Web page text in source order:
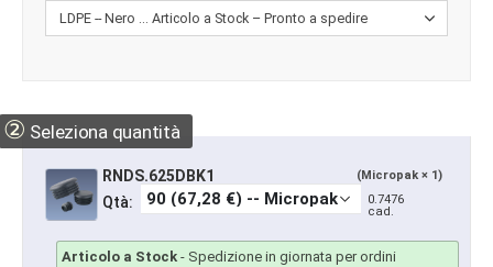
② Seleziona quantità
RNDS.625DBK1 (Micropak × 1)
Qtà:
0.7476
cad.
Articolo a Stock - Spedizione in giornata per ordini